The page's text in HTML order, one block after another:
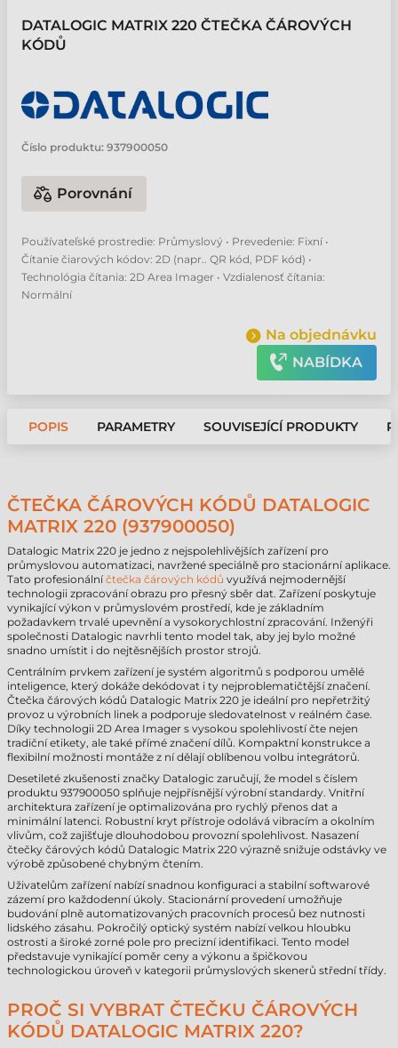
DATALOGIC MATRIX 220 ČTEČKA ČÁROVÝCH
KÓDŮ
Číslo produktu: 937900050
Porovnání
Používateľské prostredie: Průmyslový • Prevedenie: Fixní •
Čítanie čiarových kódov: 2D (napr.. QR kód, PDF kód) •
Technológia čítania: 2D Area Imager • Vzdialenosť čítania:
Normální
Na objednávku
NABÍDKA
POPIS PARAMETRY SOUVISEJÍCÍ PRODUKTY
ČTEČKA ČÁROVÝCH KÓDŮ DATALOGIC
MATRIX 220 (937900050)
Datalogic Matrix 220 je jedno z nejspolehlivějších zařízení pro
průmyslovou automatizaci, navržené speciálně pro stacionární aplikace.
Tato profesionálníčtečka čárových kódů využívá nejmodernější
technologii zpracování obrazu pro přesný sběr dat. Zařízení poskytuje
vynikající výkon v průmyslovém prostředí, kde je základním
požadavkem trvalé upevnění a vysokorychlostní zpracování. Inženýři
společnosti Datalogic navrhli tento model tak, aby jej bylo možné
snadno umístit i do nejtěsnějších prostor strojů.
Centrálním prvkem zařízení je systém algoritmů s podporou umělé
inteligence, který dokáže dekódovat i ty nejproblematičtější značení.
Čtečka čárových kódů Datalogic Matrix 220 je ideální pro nepřetržitý
provoz u výrobních linek a podporuje sledovatelnost v reálném čase.
Díky technologii 2D Area Imager s vysokou spolehlivostí čte nejen
tradiční etikety, ale také přímé značení dílů. Kompaktní konstrukce a
flexibilní možnosti montáže z ní dělají oblíbenou volbu integrátorů.
Desetileté zkušenosti značky Datalogic zaručují, že model s číslem
produktu 937900050 splňuje nejpřísnější výrobní standardy. Vnitřní
architektura zařízení je optimalizována pro rychlý přenos dat a
minimální latenci. Robustní kryt přístroje odolává vibracím a okolním
vlivům, což zajišťuje dlouhodobou provozní spolehlivost. Nasazení
čtečky čárových kódů Datalogic Matrix 220 výrazně snižuje odstávky ve
výrobě způsobené chybným čtením.
Uživatelům zařízení nabízí snadnou konfiguraci a stabilní softwarové
zázemí pro každodenní úkoly. Stacionární provedení umožňuje
budování plně automatizovaných pracovních procesů bez nutnosti
lidského zásahu. Pokročilý optický systém nabízí velkou hloubku
ostrosti a široké zorné pole pro precizní identifikaci. Tento model
představuje vynikající poměr ceny a výkonu a špičkovou
technologickou úroveň v kategorii průmyslových skenerů střední třídy.
PROČ SI VYBRAT ČTEČKU ČÁROVÝCH
KÓDŮ DATALOGIC MATRIX 220?